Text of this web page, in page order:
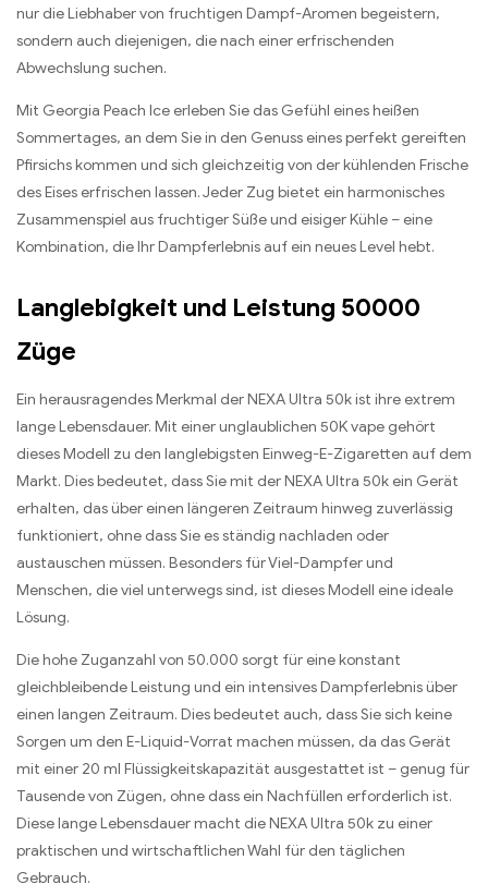
nur die Liebhaber von fruchtigen Dampf-Aromen begeistern,
sondern auch diejenigen, die nach einer erfrischenden
Abwechslung suchen.
Mit Georgia Peach Ice erleben Sie das Gefühl eines heißen
Sommertages, an dem Sie in den Genuss eines perfekt gereiften
Pfirsichs kommen und sich gleichzeitig von der kühlenden Frische
des Eises erfrischen lassen. Jeder Zug bietet ein harmonisches
Zusammenspiel aus fruchtiger Süße und eisiger Kühle – eine
Kombination, die Ihr Dampferlebnis auf ein neues Level hebt.
Langlebigkeit und Leistung 50000
Züge
Ein herausragendes Merkmal der NEXA Ultra 50k ist ihre extrem
lange Lebensdauer. Mit einer unglaublichen 50K vape gehört
dieses Modell zu den langlebigsten Einweg-E-Zigaretten auf dem
Markt. Dies bedeutet, dass Sie mit der NEXA Ultra 50k ein Gerät
erhalten, das über einen längeren Zeitraum hinweg zuverlässig
funktioniert, ohne dass Sie es ständig nachladen oder
austauschen müssen. Besonders für Viel-Dampfer und
Menschen, die viel unterwegs sind, ist dieses Modell eine ideale
Lösung.
Die hohe Zuganzahl von 50.000 sorgt für eine konstant
gleichbleibende Leistung und ein intensives Dampferlebnis über
einen langen Zeitraum. Dies bedeutet auch, dass Sie sich keine
Sorgen um den E-Liquid-Vorrat machen müssen, da das Gerät
mit einer 20 ml Flüssigkeitskapazität ausgestattet ist – genug für
Tausende von Zügen, ohne dass ein Nachfüllen erforderlich ist.
Diese lange Lebensdauer macht die NEXA Ultra 50k zu einer
praktischen und wirtschaftlichen Wahl für den täglichen
Gebrauch.